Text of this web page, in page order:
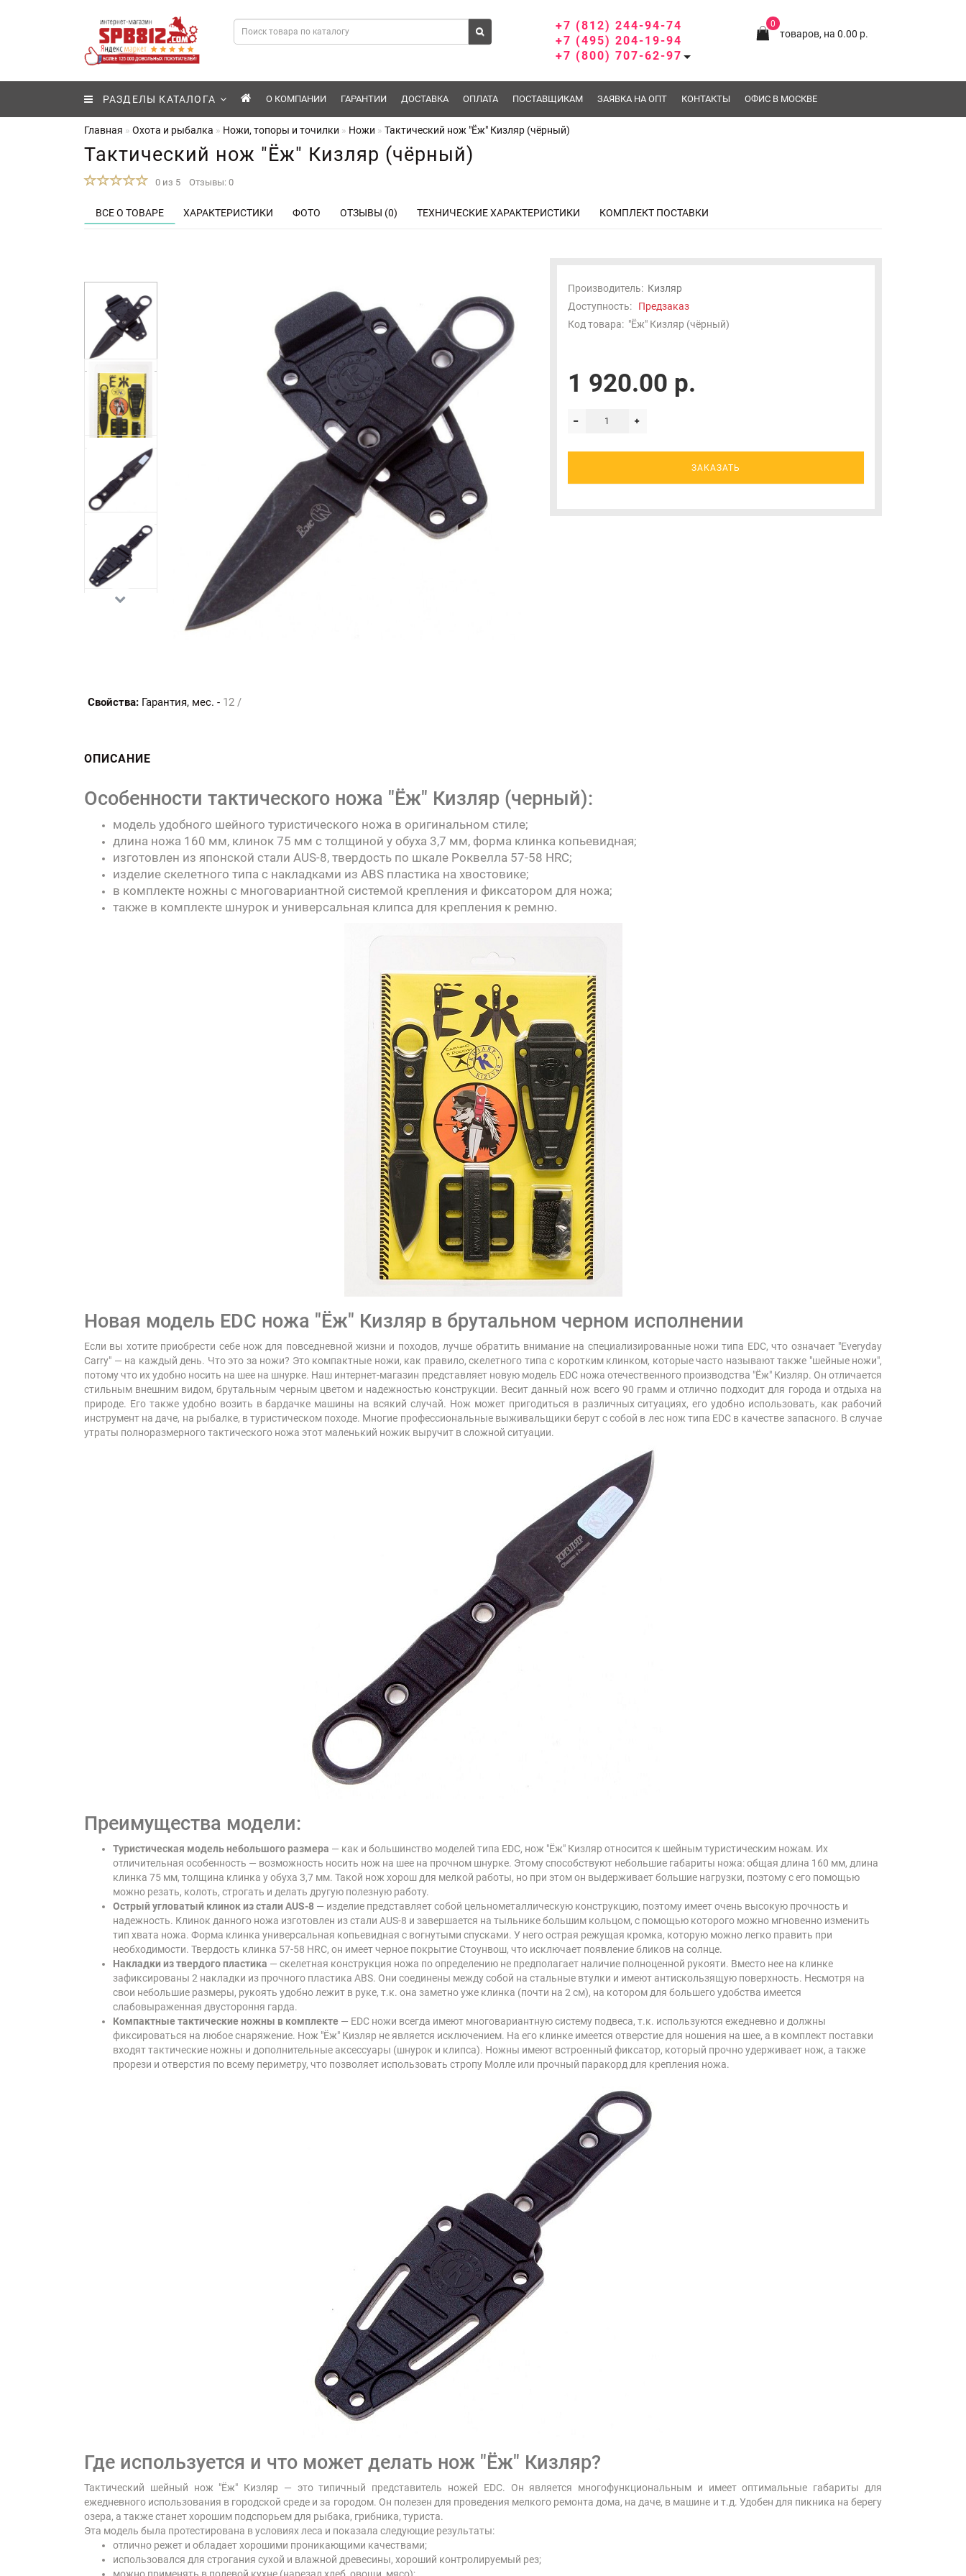
0
товаров, на 0.00 р.
+7 (812) 244-94-74
+7 (495) 204-19-94
+7 (800) 707-62-97
РАЗДЕЛЫ КАТАЛОГА О КОМПАНИИ ГАРАНТИИ ДОСТАВКА ОПЛАТА ПОСТАВЩИКАМ ЗАЯВКА НА ОПТ КОНТАКТЫ ОФИС В МОСКВЕ
Главная Охота и рыбалка Ножи, топоры и точилки Ножи Тактический нож "Ёж" Кизляр (чёрный)
Тактический нож "Ёж" Кизляр (чёрный)
0 из 5 Отзывы: 0
ВСЕ О ТОВАРЕ ХАРАКТЕРИСТИКИ ФОТО ОТЗЫВЫ (0) ТЕХНИЧЕСКИЕ ХАРАКТЕРИСТИКИ КОМПЛЕКТ ПОСТАВКИ
Свойства: Гарантия, мес. - 12 /
Производитель: Кизляр
Доступность: Предзаказ
Код товара: "Ёж" Кизляр (чёрный)
1 920.00 р.
ЗАКАЗАТЬ
ОПИСАНИЕ
Особенности тактического ножа "Ёж" Кизляр (черный):
модель удобного шейного туристического ножа в оригинальном стиле;
длина ножа 160 мм, клинок 75 мм с толщиной у обуха 3,7 мм, форма клинка копьевидная;
изготовлен из японской стали AUS-8, твердость по шкале Роквелла 57-58 HRC;
изделие скелетного типа с накладками из ABS пластика на хвостовике;
в комплекте ножны с многовариантной системой крепления и фиксатором для ножа;
также в комплекте шнурок и универсальная клипса для крепления к ремню.
Новая модель EDC ножа "Ёж" Кизляр в брутальном черном исполнении
Если вы хотите приобрести себе нож для повседневной жизни и походов, лучше обратить внимание на специализированные ножи типа EDC, что означает "Everyday
Carry" — на каждый день. Что это за ножи? Это компактные ножи, как правило, скелетного типа с коротким клинком, которые часто называют также "шейные ножи",
потому что их удобно носить на шее на шнурке. Наш интернет-магазин представляет новую модель EDC ножа отечественного производства "Ёж" Кизляр. Он отличается
стильным внешним видом, брутальным черным цветом и надежностью конструкции. Весит данный нож всего 90 грамм и отлично подходит для города и отдыха на
природе. Его также удобно возить в бардачке машины на всякий случай. Нож может пригодиться в различных ситуациях, его удобно использовать, как рабочий
инструмент на даче, на рыбалке, в туристическом походе. Многие профессиональные выживальщики берут с собой в лес нож типа EDC в качестве запасного. В случае
утраты полноразмерного тактического ножа этот маленький ножик выручит в сложной ситуации.
Преимущества модели:
Туристическая модель небольшого размера — как и большинство моделей типа EDC, нож "Ёж" Кизляр относится к шейным туристическим ножам. Их
отличительная особенность — возможность носить нож на шее на прочном шнурке. Этому способствуют небольшие габариты ножа: общая длина 160 мм, длина
клинка 75 мм, толщина клинка у обуха 3,7 мм. Такой нож хорош для мелкой работы, но при этом он выдерживает большие нагрузки, поэтому с его помощью
можно резать, колоть, строгать и делать другую полезную работу.
Острый угловатый клинок из стали AUS-8 — изделие представляет собой цельнометаллическую конструкцию, поэтому имеет очень высокую прочность и
надежность. Клинок данного ножа изготовлен из стали AUS-8 и завершается на тыльнике большим кольцом, с помощью которого можно мгновенно изменить
тип хвата ножа. Форма клинка универсальная копьевидная с вогнутыми спусками. У него острая режущая кромка, которую можно легко править при
необходимости. Твердость клинка 57-58 HRC, он имеет черное покрытие Стоунвош, что исключает появление бликов на солнце.
Накладки из твердого пластика — скелетная конструкция ножа по определению не предполагает наличие полноценной рукояти. Вместо нее на клинке
зафиксированы 2 накладки из прочного пластика ABS. Они соединены между собой на стальные втулки и имеют антискользящую поверхность. Несмотря на
свои небольшие размеры, рукоять удобно лежит в руке, т.к. она заметно уже клинка (почти на 2 см), на котором для большего удобства имеется
слабовыраженная двустороння гарда.
Компактные тактические ножны в комплекте — EDC ножи всегда имеют многовариантную систему подвеса, т.к. используются ежедневно и должны
фиксироваться на любое снаряжение. Нож "Ёж" Кизляр не является исключением. На его клинке имеется отверстие для ношения на шее, а в комплект поставки
входят тактические ножны и дополнительные аксессуары (шнурок и клипса). Ножны имеют встроенный фиксатор, который прочно удерживает нож, а также
прорези и отверстия по всему периметру, что позволяет использовать стропу Молле или прочный паракорд для крепления ножа.
Где используется и что может делать нож "Ёж" Кизляр?
Тактический шейный нож "Ёж" Кизляр — это типичный представитель ножей EDC. Он является многофункциональным и имеет оптимальные габариты для
ежедневного использования в городской среде и за городом. Он полезен для проведения мелкого ремонта дома, на даче, в машине и т.д. Удобен для пикника на берегу
озера, а также станет хорошим подспорьем для рыбака, грибника, туриста.
Эта модель была протестирована в условиях леса и показала следующие результаты:
отлично режет и обладает хорошими проникающими качествами;
использовался для строгания сухой и влажной древесины, хороший контролируемый рез;
можно применять в полевой кухне (нарезал хлеб, овощи, мясо);